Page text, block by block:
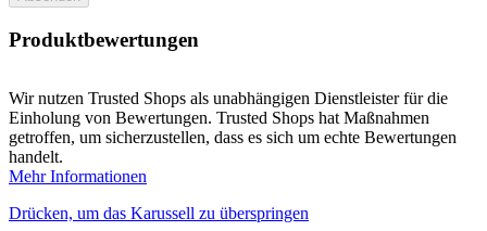
Produktbewertungen
Wir nutzen Trusted Shops als unabhängigen Dienstleister für die
Einholung von Bewertungen. Trusted Shops hat Maßnahmen
getroffen, um sicherzustellen, dass es sich um echte Bewertungen
handelt.
Mehr Informationen
Drücken, um das Karussell zu überspringen